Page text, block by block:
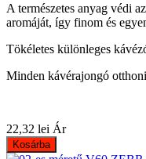
A természetes anyag védi
aromáját, így finom és
Tökéletes különleges
Minden kávérajongó
22,32 lei Ár
Kosárba